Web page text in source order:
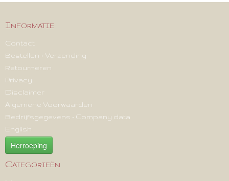
Informatie
Contact
Bestellen + Verzending
Retourneren
Privacy
Disclaimer
Algemene Voorwaarden
Bedrijfsgegevens - Company data
English
Herroeping
Categorieën